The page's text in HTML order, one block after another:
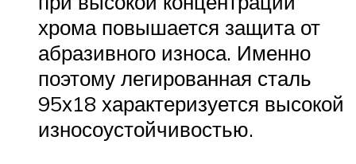
хрома повышается защита от
абразивного износа. Именно
поэтому легированная сталь
95х18 характеризуется высокой
износоустойчивостью.